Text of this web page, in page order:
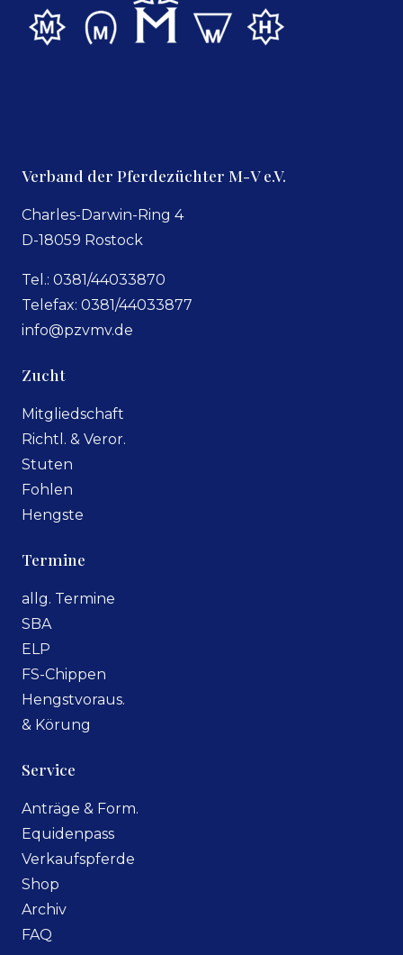
Verband der Pferdezüchter M-V e.V.
Charles-Darwin-Ring 4
D-18059 Rostock
Tel.: 0381/44033870
Telefax: 0381/44033877
info@pzvmv.de
Zucht
Mitgliedschaft
Richtl. & Veror.
Stuten
Fohlen
Hengste
Termine
allg. Termine
SBA
ELP
FS-Chippen
Hengstvoraus.
& Körung
Service
Anträge & Form.
Equidenpass
Verkaufspferde
Shop
Archiv
FAQ